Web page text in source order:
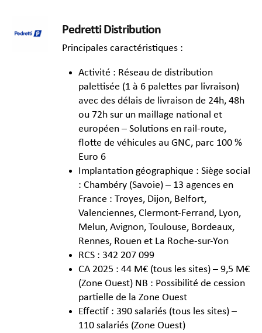
Pedretti Distribution
Principales caractéristiques :
Activité : Réseau de distribution
palettisée (1 à 6 palettes par livraison)
avec des délais de livraison de 24h, 48h
ou 72h sur un maillage national et
européen – Solutions en rail-route,
flotte de véhicules au GNC, parc 100 %
Euro 6
Implantation géographique : Siège social
: Chambéry (Savoie) – 13 agences en
France : Troyes, Dijon, Belfort,
Valenciennes, Clermont-Ferrand, Lyon,
Melun, Avignon, Toulouse, Bordeaux,
Rennes, Rouen et La Roche-sur-Yon
RCS : 342 207 099
CA 2025 : 44 M€ (tous les sites) – 9,5 M€
(Zone Ouest) NB : Possibilité de cession
partielle de la Zone Ouest
Effectif : 390 salariés (tous les sites) –
110 salariés (Zone Ouest)